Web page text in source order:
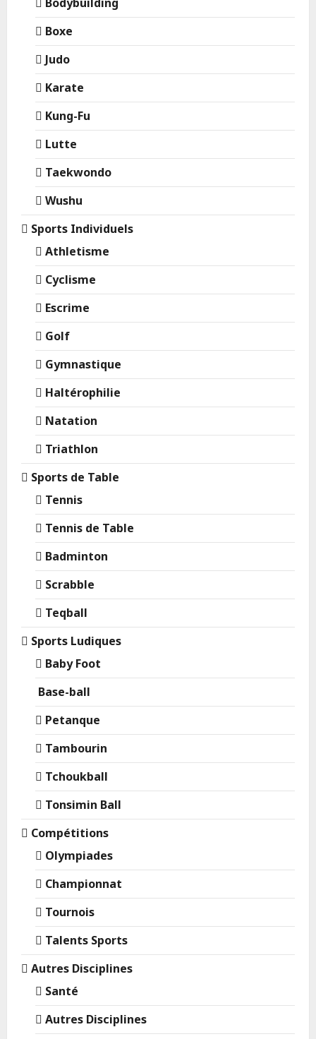
Boxe
Judo
Karate
Kung-Fu
Lutte
Taekwondo
Wushu
Sports Individuels
Athletisme
Cyclisme
Escrime
Golf
Gymnastique
Haltérophilie
Natation
Triathlon
Sports de Table
Tennis
Tennis de Table
Badminton
Scrabble
Teqball
Sports Ludiques
Baby Foot
Base-ball
Petanque
Tambourin
Tchoukball
Tonsimin Ball
Compétitions
Olympiades
Championnat
Tournois
Talents Sports
Autres Disciplines
Santé
Autres Disciplines